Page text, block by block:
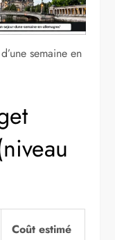
semaine en
Coût estimé